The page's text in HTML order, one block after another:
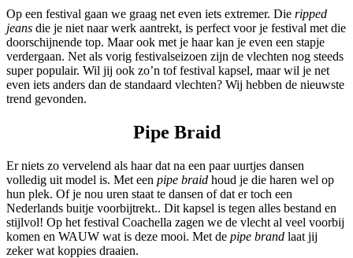
Op een festival gaan we graag net even iets extremer. Die ripped
jeans die je niet naar werk aantrekt, is perfect voor je festival met die
doorschijnende top. Maar ook met je haar kan je even een stapje
verdergaan. Net als vorig festivalseizoen zijn de vlechten nog steeds
super populair. Wil jij ook zo’n tof festival kapsel, maar wil je net
even iets anders dan de standaard vlechten? Wij hebben de nieuwste
trend gevonden.
Pipe Braid
Er niets zo vervelend als haar dat na een paar uurtjes dansen
volledig uit model is. Met een pipe braid houd je die haren wel op
hun plek. Of je nou uren staat te dansen of dat er toch een
Nederlands buitje voorbijtrekt.. Dit kapsel is tegen alles bestand en
stijlvol! Op het festival Coachella zagen we de vlecht al veel voorbij
komen en WAUW wat is deze mooi. Met de pipe brand laat jij
zeker wat koppies draaien.